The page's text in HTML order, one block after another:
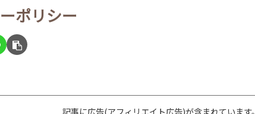
ポリシー
記事に広告(アフィリエイト広告)が含まれています。